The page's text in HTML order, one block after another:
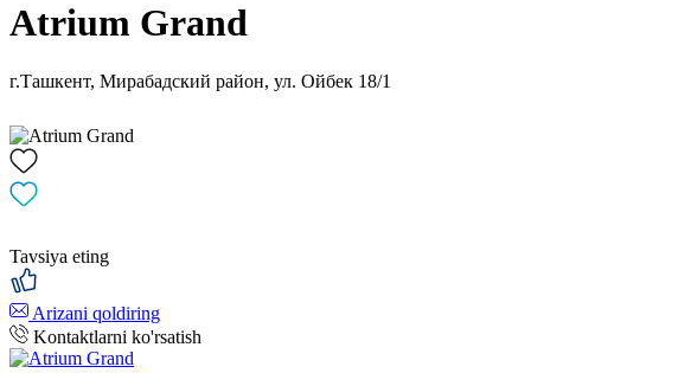
Atrium Grand
г.Ташкент, Мирабадский район, ул. Ойбек 18/1
Tavsiya eting
Arizani qoldiring
Kontaktlarni ko'rsatish